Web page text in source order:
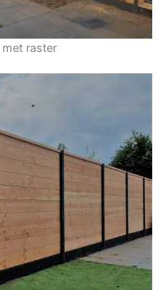
raster